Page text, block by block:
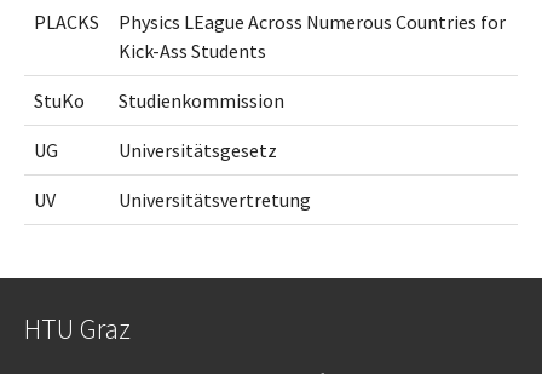
PLACKS
Physics LEague Across Numerous Countries for
Kick-Ass Students
StuKo Studienkommission
UG Universitätsgesetz
UV Universitätsvertretung
HTU Graz